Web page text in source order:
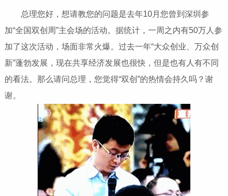
总理您好，想请教您的问题是去年10月您曾到深圳参
加“全国双创周”主会场的活动。据统计，一周之内有50万人参
加了这次活动，场面非常火爆。过去一年“大众创业、万众创
新”蓬勃发展，现在共享经济发展也很快，但是也有人有不同
的看法。那么请问总理，您觉得“双创”的热情会持久吗？谢
谢。